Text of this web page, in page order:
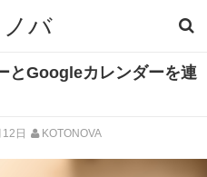
バ
とGoogleカレンダーを連
日 KOTONOVA